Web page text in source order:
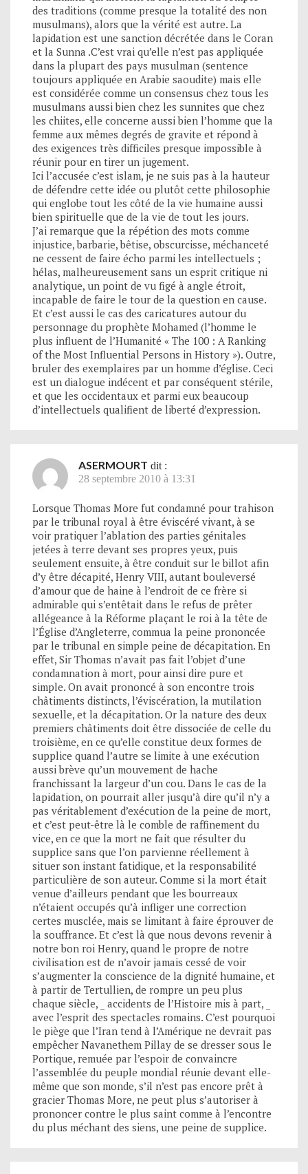
des traditions (comme presque la totalité des non
musulmans), alors que la vérité est autre. La
lapidation est une sanction décrétée dans le Coran
et la Sunna .C’est vrai qu’elle n’est pas appliquée
dans la plupart des pays musulman (sentence
toujours appliquée en Arabie saoudite) mais elle
est considérée comme un consensus chez tous les
musulmans aussi bien chez les sunnites que chez
les chiites, elle concerne aussi bien l’homme que la
femme aux mêmes degrés de gravite et répond à
des exigences très difficiles presque impossible à
réunir pour en tirer un jugement.
Ici l’accusée c’est islam, je ne suis pas à la hauteur
de défendre cette idée ou plutôt cette philosophie
qui englobe tout les côté de la vie humaine aussi
bien spirituelle que de la vie de tout les jours.
J’ai remarque que la répétion des mots comme
injustice, barbarie, bêtise, obscurcisse, méchanceté
ne cessent de faire écho parmi les intellectuels ;
hélas, malheureusement sans un esprit critique ni
analytique, un point de vu figé à angle étroit,
incapable de faire le tour de la question en cause.
Et c’est aussi le cas des caricatures autour du
personnage du prophète Mohamed (l’homme le
plus influent de l’Humanité « The 100 : A Ranking
of the Most Influential Persons in History »). Outre,
bruler des exemplaires par un homme d’église. Ceci
est un dialogue indécent et par conséquent stérile,
et que les occidentaux et parmi eux beaucoup
d’intellectuels qualifient de liberté d’expression.
ASERMOURT dit :
28 septembre 2010 à 13:31
Lorsque Thomas More fut condamné pour trahison
par le tribunal royal à être éviscéré vivant, à se
voir pratiquer l’ablation des parties génitales
jetées à terre devant ses propres yeux, puis
seulement ensuite, à être conduit sur le billot afin
d’y être décapité, Henry VIII, autant bouleversé
d’amour que de haine à l’endroit de ce frère si
admirable qui s’entêtait dans le refus de prêter
allégeance à la Réforme plaçant le roi à la tête de
l’Église d’Angleterre, commua la peine prononcée
par le tribunal en simple peine de décapitation. En
effet, Sir Thomas n’avait pas fait l’objet d’une
condamnation à mort, pour ainsi dire pure et
simple. On avait prononcé à son encontre trois
châtiments distincts, l’éviscération, la mutilation
sexuelle, et la décapitation. Or la nature des deux
premiers châtiments doit être dissociée de celle du
troisième, en ce qu’elle constitue deux formes de
supplice quand l’autre se limite à une exécution
aussi brève qu’un mouvement de hache
franchissant la largeur d’un cou. Dans le cas de la
lapidation, on pourrait aller jusqu’à dire qu’il n’y a
pas véritablement d’exécution de la peine de mort,
et c’est peut-être là le comble de raffinement du
vice, en ce que la mort ne fait que résulter du
supplice sans que l’on parvienne réellement à
situer son instant fatidique, et la responsabilité
particulière de son auteur. Comme si la mort était
venue d’ailleurs pendant que les bourreaux
n’étaient occupés qu’à infliger une correction
certes musclée, mais se limitant à faire éprouver de
la souffrance. Et c’est là que nous devons revenir à
notre bon roi Henry, quand le propre de notre
civilisation est de n’avoir jamais cessé de voir
s’augmenter la conscience de la dignité humaine, et
à partir de Tertullien, de rompre un peu plus
chaque siècle, _ accidents de l’Histoire mis à part, _
avec l’esprit des spectacles romains. C’est pourquoi
le piège que l’Iran tend à l’Amérique ne devrait pas
empêcher Navanethem Pillay de se dresser sous le
Portique, remuée par l’espoir de convaincre
l’assemblée du peuple mondial réunie devant elle-
même que son monde, s’il n’est pas encore prêt à
gracier Thomas More, ne peut plus s’autoriser à
prononcer contre le plus saint comme à l’encontre
du plus méchant des siens, une peine de supplice.